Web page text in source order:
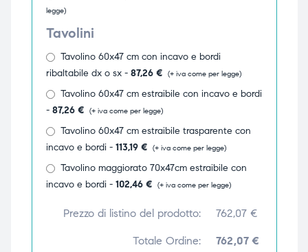
legge)
Tavolini
Tavolino 60x47 cm con incavo e bordi
ribaltabile dx o sx - 87,26 € (+ iva come per legge)
Tavolino 60x47 cm estraibile con incavo e bordi
- 87,26 € (+ iva come per legge)
Tavolino 60x47 cm estraibile trasparente con
incavo e bordi - 113,19 € (+ iva come per legge)
Tavolino maggiorato 70x47cm estraibile con
incavo e bordi - 102,46 € (+ iva come per legge)
Prezzo di listino del prodotto: 762,07 €
Totale Ordine: 762,07 €